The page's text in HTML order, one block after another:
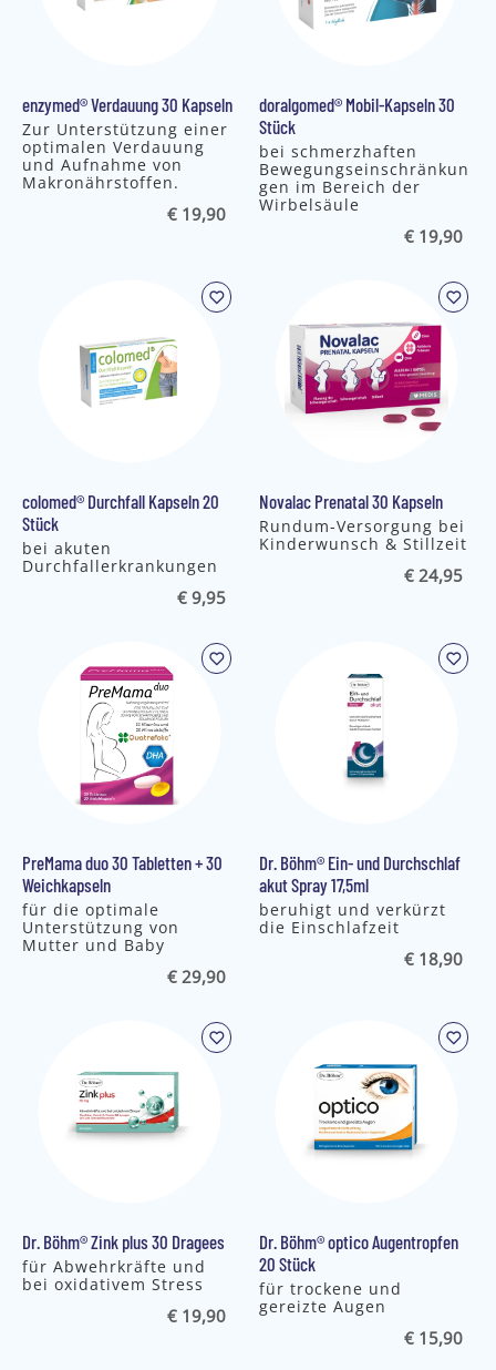
enzymed® Verdauung 30 Kapseln
Zur Unterstützung einer
optimalen Verdauung
und Aufnahme von
Makronährstoffen.
€ 19,90
doralgomed® Mobil-Kapseln 30
Stück
bei schmerzhaften
Bewegungseinschränkun
gen im Bereich der
Wirbelsäule
€ 19,90
colomed® Durchfall Kapseln 20
Stück
bei akuten
Durchfallerkrankungen
€ 9,95
Novalac Prenatal 30 Kapseln
Rundum-Versorgung bei
Kinderwunsch & Stillzeit
€ 24,95
PreMama duo 30 Tabletten + 30
Weichkapseln
für die optimale
Unterstützung von
Mutter und Baby
€ 29,90
Dr. Böhm® Ein- und Durchschlaf
akut Spray 17,5ml
beruhigt und verkürzt
die Einschlafzeit
€ 18,90
Dr. Böhm® Zink plus 30 Dragees
für Abwehrkräfte und
bei oxidativem Stress
€ 19,90
Dr. Böhm® optico Augentropfen
20 Stück
für trockene und
gereizte Augen
€ 15,90